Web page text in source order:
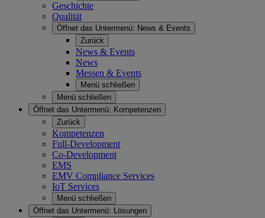
Geschichte
Qualität
Öffnet das Untermenü: News & Events
Zurück
News & Events
News
Messen & Events
Menü schließen
Menü schließen
Öffnet das Untermenü: Kompetenzen
Zurück
Kompetenzen
Full-Development
Co-Development
EMS
EMV Compliance Services
IoT Services
Menü schließen
Öffnet das Untermenü: Lösungen